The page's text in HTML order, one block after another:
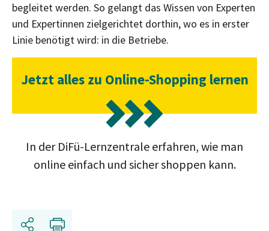
begleitet werden. So gelangt das Wissen von Experten
und Expertinnen zielgerichtet dorthin, wo es in erster
Linie benötigt wird: in die Betriebe.
Jetzt alles zu Online-Shopping lernen
In der DiFü-Lernzentrale erfahren, wie man
online einfach und sicher shoppen kann.
Teilen